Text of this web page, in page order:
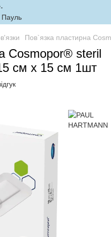
Пов`язка пластирна
Cosmopor® steril
см х 15 см 1шт